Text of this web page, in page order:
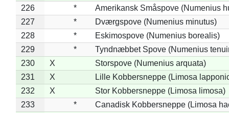
226
*
Amerikansk Småspove (Numenius
227
*
Dværgspove (Numenius minutus)
228
*
Eskimospove (Numenius borealis)
229
*
Tyndnæbbet Spove (Numenius
230
X
Storspove (Numenius arquata)
231
X
Lille Kobbersneppe (Limosa
232
X
Stor Kobbersneppe (Limosa limosa)
233
* Canadisk Kobbersneppe (Limosa